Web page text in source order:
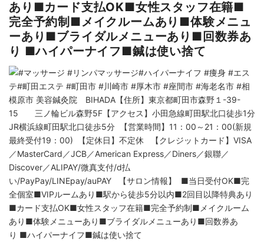
あり■カード支払OK■女性スタッフ在籍■
完全予約制■メイクルームあり■体験メニュ
ーあり■ブライダルメニューあり■回数券あ
り ■ハイパーナイフ■鍼は使い捨て